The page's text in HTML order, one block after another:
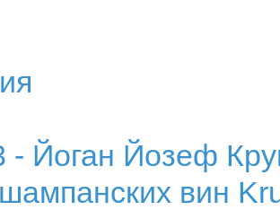
Йоган Йозеф
вин